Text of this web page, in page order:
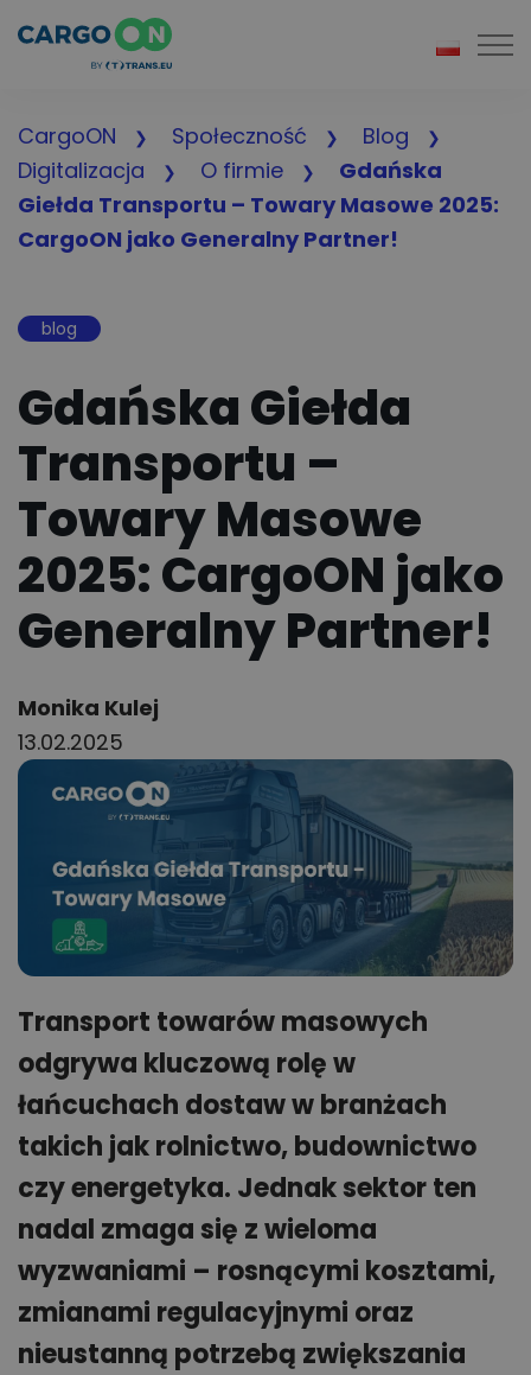
CargoON Społeczność
Blog
Digitalizacja
O firmie
Gdańska
Giełda Transportu – Towary Masowe 2025:
CargoON jako Generalny Partner!
blog
Gdańska Giełda
Transportu –
Towary Masowe
2025: CargoON jako
Generalny Partner!
Author:
Monika Kulej
13.02.2025
Transport towarów masowych
odgrywa kluczową rolę w
łańcuchach dostaw w branżach
takich jak rolnictwo, budownictwo
czy energetyka. Jednak sektor ten
nadal zmaga się z wieloma
wyzwaniami – rosnącymi kosztami,
zmianami regulacyjnymi oraz
nieustanną potrzebą zwiększania